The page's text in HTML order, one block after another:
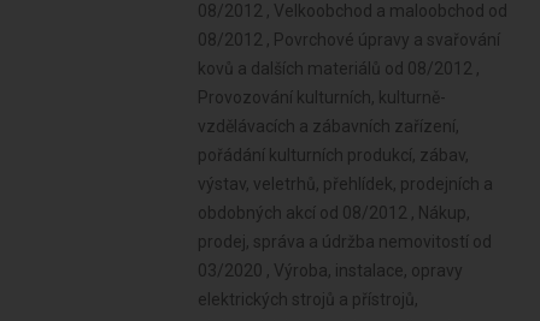
08/2012 , Velkoobchod a maloobchod od
08/2012 , Povrchové úpravy a svařování
kovů a dalších materiálů od 08/2012 ,
Provozování kulturních, kulturně-
vzdělávacích a zábavních zařízení,
pořádání kulturních produkcí, zábav,
výstav, veletrhů, přehlídek, prodejních a
obdobných akcí od 08/2012 , Nákup,
prodej, správa a údržba nemovitostí od
03/2020 , Výroba, instalace, opravy
elektrických strojů a přístrojů,